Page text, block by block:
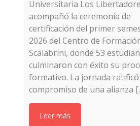
Universitaria Los
acompañó la ceremonia de
certificación del primer
2026 del Centro de
Scalabrini, donde 53
culminaron con éxito su
formativo. La jornada ratificó
compromiso de una alianza
Leer más